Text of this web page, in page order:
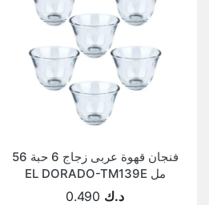
فنجان قهوة عربى زجاج 6 حبة 56
مل EL DORADO-TM139E
د.ك 0.490